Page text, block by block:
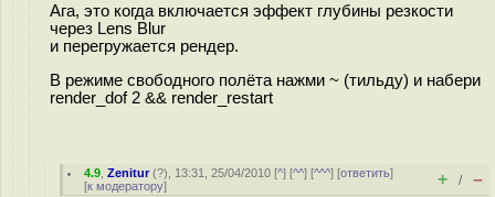
Ага, это когда включается эффект глубины резкости
через Lens Blur
и перегружается рендер.
В режиме свободного полёта нажми ~ (тильду) и набери
render_dof 2 && render_restart
4.9 ,Zenitur(?), 13:31, 25/04/2010 [^] [^^] [^^^] [ответить]
[к модератору] + / –